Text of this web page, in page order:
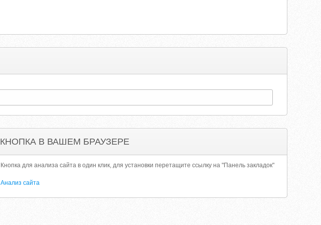
КНОПКА В ВАШЕМ БРАУЗЕРЕ
Кнопка для анализа сайта в один клик, для установки перетащите ссылку на "Панель закладок"
Анализ сайта